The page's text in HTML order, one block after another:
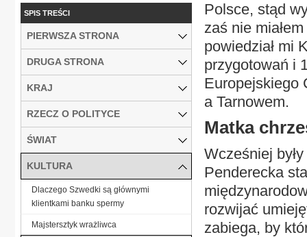
Polsce, stąd
zaś nie
powiedział mi
przygotowań i
Europejskiego
a Tarnowem.
Matka
Wcześniej
Penderecka
rozwijać
zabiega, by
SPIS TREŚCI
PIERWSZA STRONA
DRUGA STRONA
KRAJ
RZECZ O POLITYCE
ŚWIAT
KULTURA
Dlaczego Szwedki są głównymi
klientkami banku spermy
Majstersztyk wrażliwca